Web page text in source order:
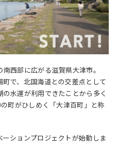
西部に広がる滋賀県大津市。
で、北国海道との交差点として
水運が利用できたことから多く
町がひしめく「大津百町」と称
ションプロジェクトが始動しま